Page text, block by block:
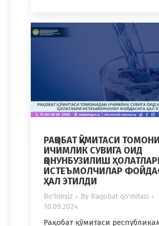
РАҚОБАТ ҚЎМИТАСИ
ИЧИМЛИК СУВИГА ОИД
ҚОНУНБУЗИЛИШ
ИСТЕЪМОЛЧИЛАР
ҲАЛ ЭТИЛДИ
Bo'limsiz By Raqobat qo'mitasi
10.09.2024
Рақобат қўмитаси